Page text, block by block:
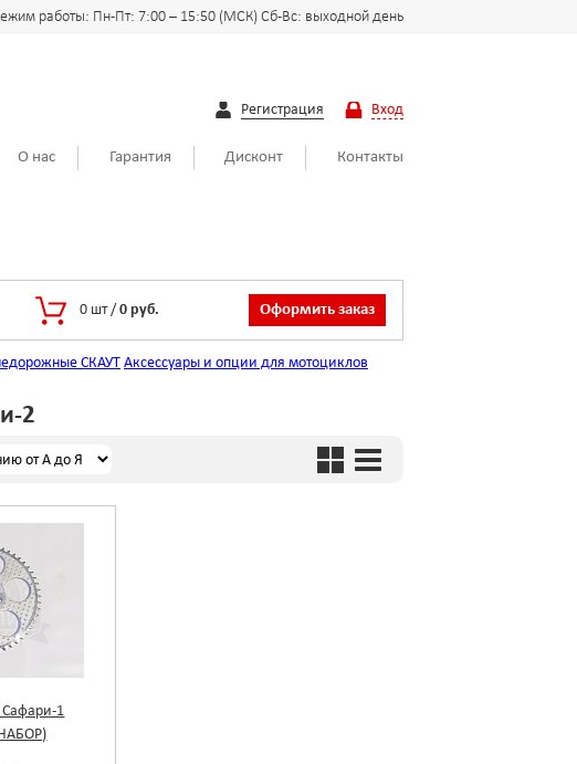
работы: Пн-Пт: 7:00 – 15:50 (МСК) Сб-Вс: выходной день
Регистрация Вход
О нас Гарантия Дисконт Контакты
0 шт / 0 руб. Оформить заказ
СКАУТ Аксессуары и опции для мотоциклов
2
Сафари-1